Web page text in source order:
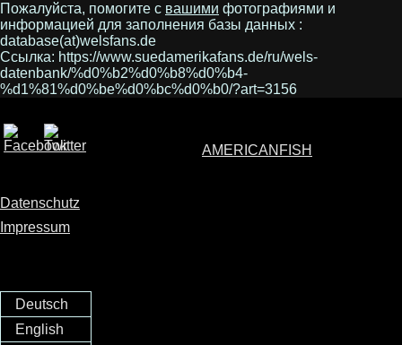
Пожалуйста, помогите с вашими фотографиями и
информацией для заполнения базы данных :
database(at)welsfans.de
Ссылка: https://www.suedamerikafans.de/ru/wels-
datenbank/%d0%b2%d0%b8%d0%b4-
%d1%81%d0%be%d0%bc%d0%b0/?art=3156
AMERICANFISH
Datenschutz
Impressum
Deutsch
English